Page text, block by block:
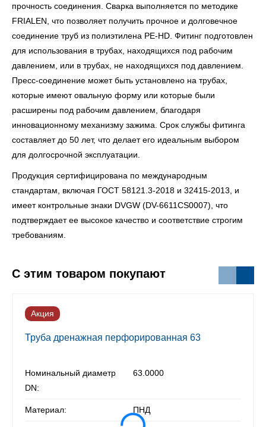
прочность соединения. Сварка выполняется по методике
FRIALEN, что позволяет получить прочное и долговечное
соединение труб из полиэтилена PE-HD. Фитинг подготовлен
для использования в трубах, находящихся под рабочим
давлением, или в трубах, не находящихся под давлением.
Пресс-соединение может быть установлено на трубах,
которые имеют овальную форму или которые были
расширены под рабочим давлением, благодаря
инновационному механизму зажима. Срок службы фитинга
составляет до 50 лет, что делает его идеальным выбором
для долгосрочной эксплуатации.
Продукция сертифицирована по международным
стандартам, включая ГОСТ 58121.3-2018 и 32415-2013, и
имеет контрольные знаки DVGW (DV-6611CS0007), что
подтверждает ее высокое качество и соответствие строгим
требованиям.
С этим товаром покупают
Акция
Труба дренажная перфорированная 63
Номинальный диаметр
DN:
63.0000
Материал: ПНД